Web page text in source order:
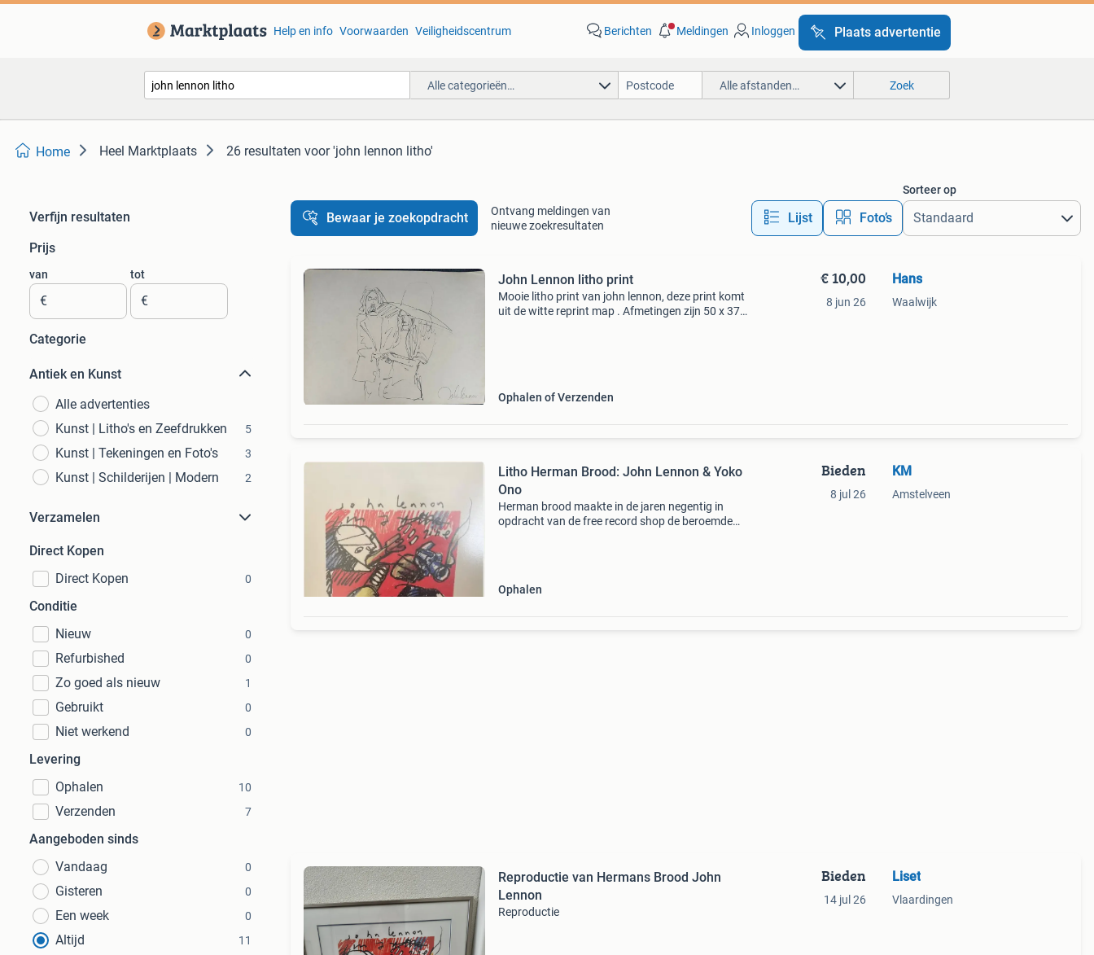
Help en info Voorwaarden Veiligheidscentrum Berichten Meldingen Inloggen Plaats advertentie
Alle categorieën… Alle afstanden… Zoek
Home Heel Marktplaats 26 resultaten voor 'john lennon litho'
Verfijn resultaten
Prijs
van
€
tot
€
Categorie
Antiek en Kunst
Alle advertenties
Kunst | Litho's en Zeefdrukken
5
Kunst | Tekeningen en Foto's 3
Kunst | Schilderijen | Modern 2
Verzamelen
Direct Kopen
Direct Kopen
0
Conditie
Nieuw
0
Refurbished 0
Zo goed als nieuw 1
Gebruikt 0
Niet werkend 0
Levering
Ophalen
10
Verzenden 7
Aangeboden sinds
Vandaag
0
Gisteren 0
Een week 0
Altijd 11
Bewaar je zoekopdracht
Ontvang meldingen van
nieuwe zoekresultaten
Lijst Foto’s
Sorteer op
John Lennon litho print
Mooie litho print van john lennon, deze print komt
uit de witte reprint map . Afmetingen zijn 50 x 37
Ophalen of Verzenden
€ 10,00
8 jun 26
Hans
Waalwijk
Litho Herman Brood: John Lennon & Yoko
Ono
Herman brood maakte in de jaren negentig in
opdracht van de free record shop de beroemde
Ophalen
Bieden
8 jul 26
KM
Amstelveen
Reproductie van Hermans Brood John
Lennon
Reproductie
Bieden
14 jul 26
Liset
Vlaardingen